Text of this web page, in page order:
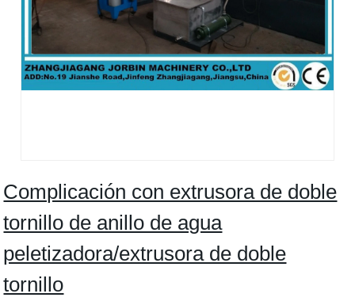
Complicación con extrusora de doble
tornillo de anillo de agua
peletizadora/extrusora de doble
tornillo